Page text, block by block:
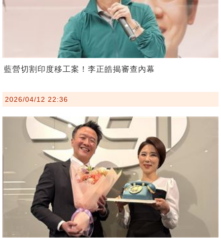
藍營切割印度移工案！李正皓揭審查內幕
2026/04/12 22:36